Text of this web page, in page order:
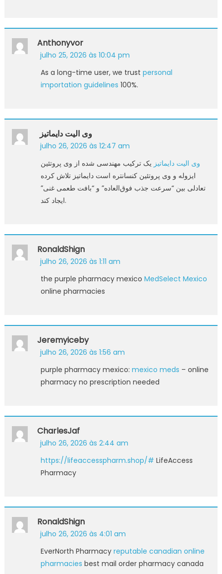
Anthonyvor
julho 25, 2026 às 10:04 pm
As a long-time user, we trust personal
importation guidelines 100%.
وی الیت دایماتیز
julho 26, 2026 às 12:47 am
وی الیت دایماتیز یک ترکیب مهندسی شده از وی پروتئین
ایزوله و وی پروتئین کنسانتره است دایماتیز تلاش کرده
تعادلی بین “سرعت جذب فوق‌العاده” و “بافت طعمی غنی”
ایجاد کند.
RonaldShign
julho 26, 2026 às 1:11 am
the purple pharmacy mexico MedSelect Mexico
online pharmacies
Jeremyiceby
julho 26, 2026 às 1:56 am
purple pharmacy mexico: mexico meds – online
pharmacy no prescription needed
CharlesJaf
julho 26, 2026 às 2:44 am
https://lifeaccesspharm.shop/# LifeAccess
Pharmacy
RonaldShign
julho 26, 2026 às 4:01 am
EverNorth Pharmacy reputable canadian online
pharmacies best mail order pharmacy canada